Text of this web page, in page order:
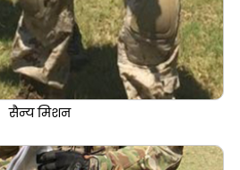
सैन्यमिशन